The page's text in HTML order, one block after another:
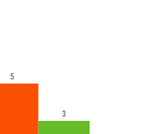
5
3